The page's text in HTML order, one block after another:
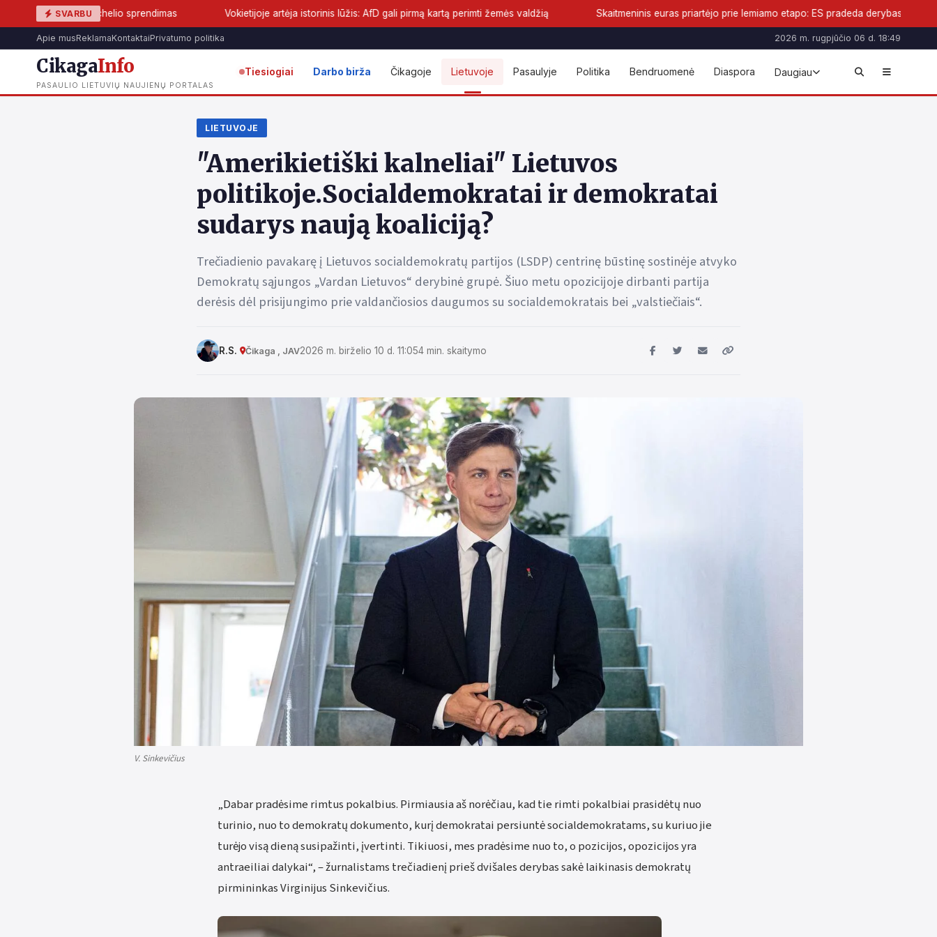
SVARBU
sprendimas Vokietijoje artėja istorinis lūžis: AfD gali pirmą kartą perimti žemės valdžią Skaitmeninis euras priartėjo prie lemiamo etapo: ES pradeda derybas dėl naujos pinigų formos
Apie musReklamaKontaktaiPrivatumo politika 2026 m. rugpjūčio 06 d. 18:49
CikagaInfo
PASAULIO LIETUVIŲ NAUJIENŲ PORTALAS
Tiesiogiai Darbo birža Čikagoje Lietuvoje Pasaulyje Politika Bendruomenė Diaspora Daugiau
LIETUVOJE
"Amerikietiški kalneliai" Lietuvos
politikoje.Socialdemokratai ir demokratai
sudarys naują koaliciją?
Trečiadienio pavakarę į Lietuvos socialdemokratų partijos (LSDP) centrinę būstinę sostinėje atvyko
Demokratų sąjungos „Vardan Lietuvos“ derybinė grupė. Šiuo metu opozicijoje dirbanti partija
derėsis dėl prisijungimo prie valdančiosios daugumos su socialdemokratais bei „valstiečiais“.
R.S. Čikaga , JAV2026 m. birželio 10 d. 11:054 min. skaitymo
V. Sinkevičius
„Dabar pradėsime rimtus pokalbius. Pirmiausia aš norėčiau, kad tie rimti pokalbiai prasidėtų nuo
turinio, nuo to demokratų dokumento, kurį demokratai persiuntė socialdemokratams, su kuriuo jie
turėjo visą dieną susipažinti, įvertinti. Tikiuosi, mes pradėsime nuo to, o pozicijos, opozicijos yra
antraeiliai dalykai“, – žurnalistams trečiadienį prieš dvišales derybas sakė laikinasis demokratų
pirmininkas Virginijus Sinkevičius.